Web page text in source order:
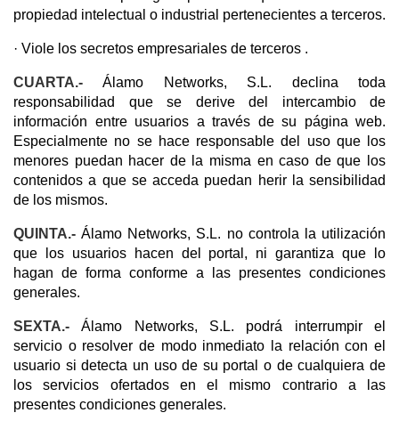
propiedad intelectual o industrial pertenecientes a terceros.
· Viole los secretos empresariales de terceros .
CUARTA.-Álamo Networks, S.L. declina toda
responsabilidad que se derive del intercambio de
información entre usuarios a través de su página web.
Especialmente no se hace responsable del uso que los
menores puedan hacer de la misma en caso de que los
contenidos a que se acceda puedan herir la sensibilidad
de los mismos.
QUINTA.-Álamo Networks, S.L. no controla la utilización
que los usuarios hacen del portal, ni garantiza que lo
hagan de forma conforme a las presentes condiciones
generales.
SEXTA.-Álamo Networks, S.L. podrá interrumpir el
servicio o resolver de modo inmediato la relación con el
usuario si detecta un uso de su portal o de cualquiera de
los servicios ofertados en el mismo contrario a las
presentes condiciones generales.